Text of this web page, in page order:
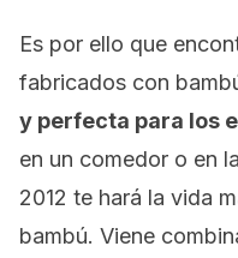
Es por ello que
fabricados con
y perfecta para los
en un comedor o en
2012 te hará la vida
bambú. Viene